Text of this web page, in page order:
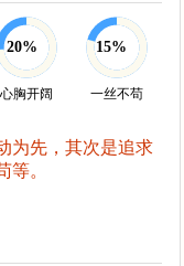
20%
心胸开阔
15%
一丝不苟
为先，其次是追求
等。